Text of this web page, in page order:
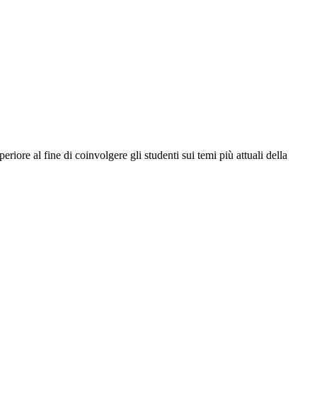
al fine di coinvolgere gli studenti sui temi più attuali della